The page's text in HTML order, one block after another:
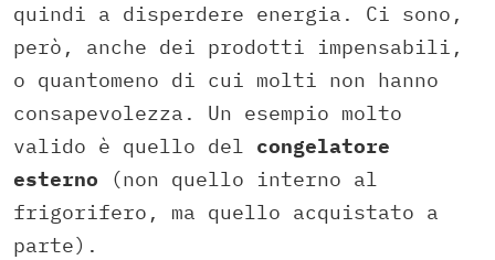
quindi a disperdere energia. Ci sono,
però, anche dei prodotti impensabili,
o quantomeno di cui molti non hanno
consapevolezza. Un esempio molto
valido è quello del congelatore
esterno (non quello interno al
frigorifero, ma quello acquistato a
parte).